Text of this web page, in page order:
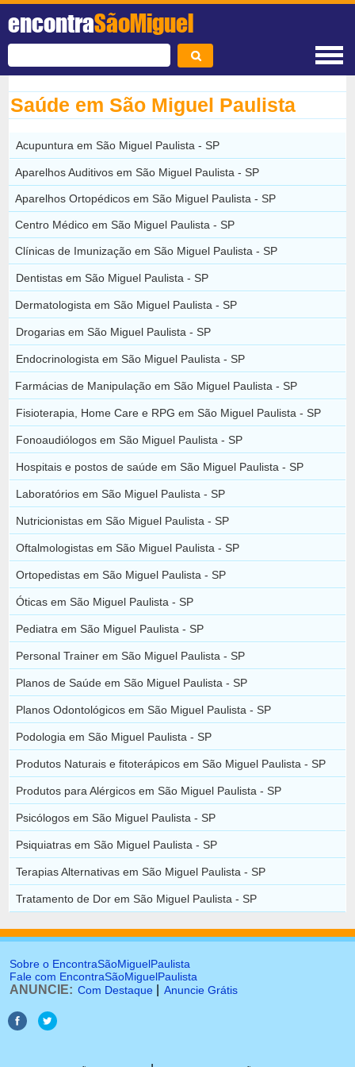
encontraSãoMiguel
Saúde em São Miguel Paulista
Acupuntura em São Miguel Paulista - SP
Aparelhos Auditivos em São Miguel Paulista - SP
Aparelhos Ortopédicos em São Miguel Paulista - SP
Centro Médico em São Miguel Paulista - SP
Clínicas de Imunização em São Miguel Paulista - SP
Dentistas em São Miguel Paulista - SP
Dermatologista em São Miguel Paulista - SP
Drogarias em São Miguel Paulista - SP
Endocrinologista em São Miguel Paulista - SP
Farmácias de Manipulação em São Miguel Paulista - SP
Fisioterapia, Home Care e RPG em São Miguel Paulista - SP
Fonoaudiólogos em São Miguel Paulista - SP
Hospitais e postos de saúde em São Miguel Paulista - SP
Laboratórios em São Miguel Paulista - SP
Nutricionistas em São Miguel Paulista - SP
Oftalmologistas em São Miguel Paulista - SP
Ortopedistas em São Miguel Paulista - SP
Óticas em São Miguel Paulista - SP
Pediatra em São Miguel Paulista - SP
Personal Trainer em São Miguel Paulista - SP
Planos de Saúde em São Miguel Paulista - SP
Planos Odontológicos em São Miguel Paulista - SP
Podologia em São Miguel Paulista - SP
Produtos Naturais e fitoterápicos em São Miguel Paulista - SP
Produtos para Alérgicos em São Miguel Paulista - SP
Psicólogos em São Miguel Paulista - SP
Psiquiatras em São Miguel Paulista - SP
Terapias Alternativas em São Miguel Paulista - SP
Tratamento de Dor em São Miguel Paulista - SP
Sobre o EncontraSãoMiguelPaulista
Fale com EncontraSãoMiguelPaulista
ANUNCIE: Com Destaque Anuncie Grátis